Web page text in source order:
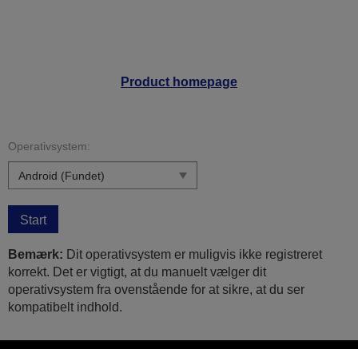
Product homepage
Operativsystem:
Start
Bemærk: Dit operativsystem er muligvis ikke registreret
korrekt. Det er vigtigt, at du manuelt vælger dit
operativsystem fra ovenstående for at sikre, at du ser
kompatibelt indhold.